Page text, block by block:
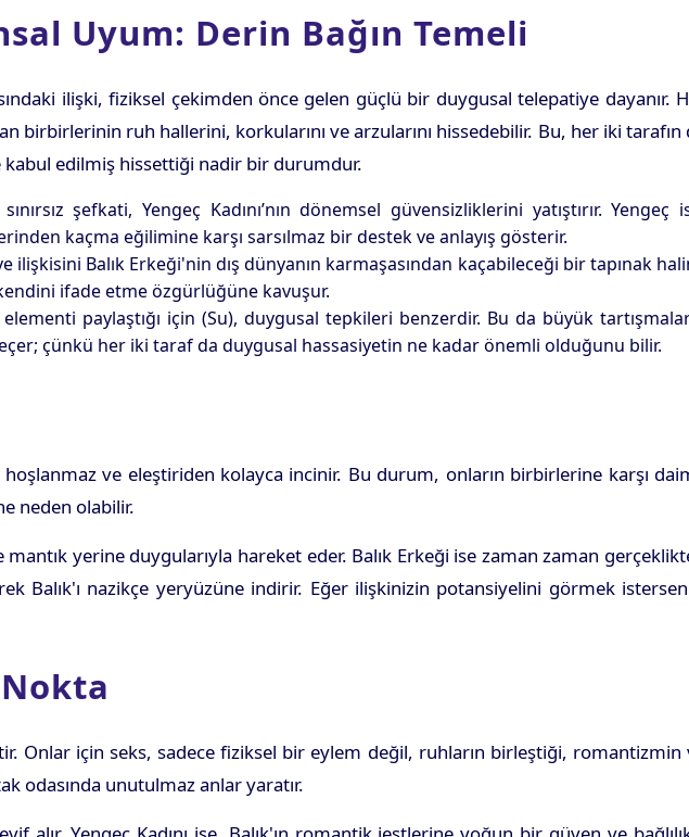
Uyum: Derin Bağın Temeli
ilişki, fiziksel çekimden önce gelen güçlü bir duygusal telepatiye dayanır.
birbirlerinin ruh hallerini, korkularını ve arzularını hissedebilir. Bu, her iki tarafın
kabul edilmiş hissettiği nadir bir durumdur.
şefkati, Yengeç Kadını’nın dönemsel güvensizliklerini yatıştırır. Yengeç
kaçma eğilimine karşı sarsılmaz bir destek ve anlayış gösterir.
ilişkisini Balık Erkeği'nin dış dünyanın karmaşasından kaçabileceği bir tapınak
ifade etme özgürlüğüne kavuşur.
paylaştığı için (Su), duygusal tepkileri benzerdir. Bu da büyük
çünkü her iki taraf da duygusal hassasiyetin ne kadar önemli olduğunu bilir.
ve eleştiriden kolayca incinir. Bu durum, onların birbirlerine karşı
neden olabilir.
yerine duygularıyla hareket eder. Balık Erkeği ise zaman zaman
Balık'ı nazikçe yeryüzüne indirir. Eğer ilişkinizin potansiyelini görmek
Onlar için seks, sadece fiziksel bir eylem değil, ruhların birleştiği, romantizmin
odasında unutulmaz anlar yaratır.